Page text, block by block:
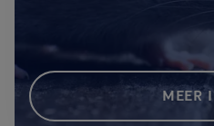
MEER